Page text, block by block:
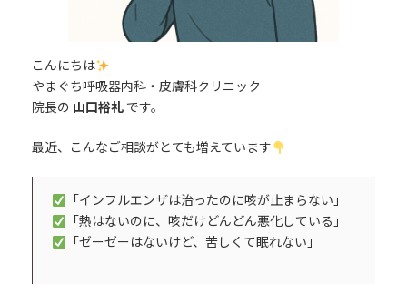
こんにちは
やまぐち呼吸器内科・皮膚科クリニック
院長の 山口裕礼です。
最近、こんなご相談がとても増えています
「インフルエンザは治ったのに咳が止まらない」
「熱はないのに、咳だけどんどん悪化している」
「ゼーゼーはないけど、苦しくて眠れない」